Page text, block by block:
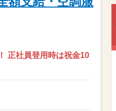
正社員登用時は祝金10